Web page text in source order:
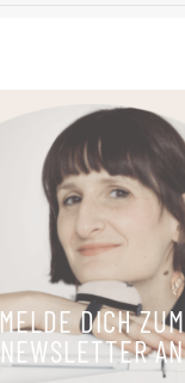
MELDE DICH ZUM
NEWSLETTER AN